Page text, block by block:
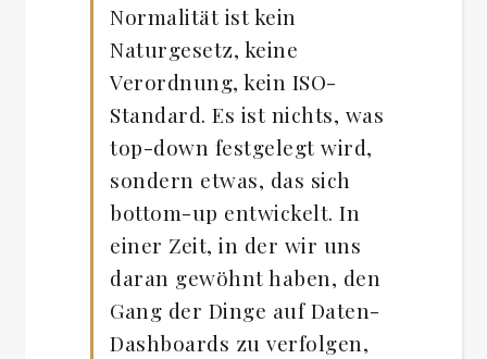
Normalität ist kein
Naturgesetz, keine
Verordnung, kein ISO-
Standard. Es ist nichts, was
top-down festgelegt wird,
sondern etwas, das sich
bottom-up entwickelt. In
einer Zeit, in der wir uns
daran gewöhnt haben, den
Gang der Dinge auf Daten-
Dashboards zu verfolgen,